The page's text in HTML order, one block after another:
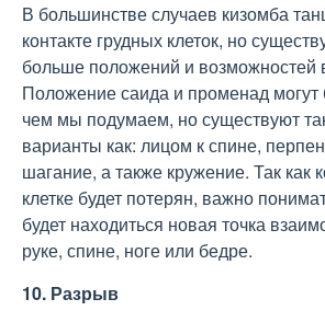
В большинстве случаев кизомба
контакте грудных клеток, но
больше положений и возможностей
Положение саида и променад
чем мы подумаем, но существуют
варианты как: лицом к спине,
шагание, а также кружение. Так как
клетке будет потерян, важно
будет находиться новая точка
руке, спине, ноге или бедре.
10. Разрыв